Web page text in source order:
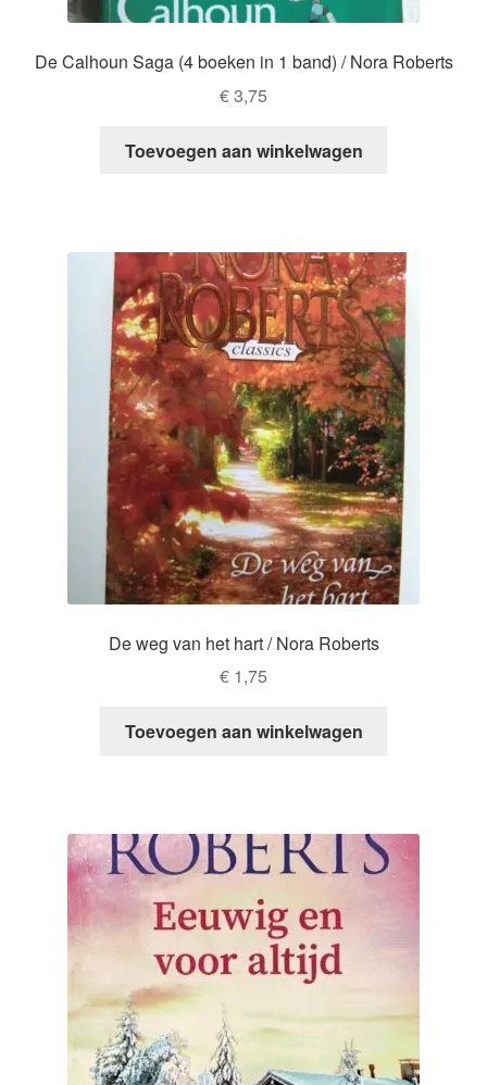
De Calhoun Saga (4 boeken in 1 band) / Nora Roberts
€3,75
Toevoegen aan winkelwagen
De weg van het hart / Nora Roberts
€ 1,75
Toevoegen aan winkelwagen